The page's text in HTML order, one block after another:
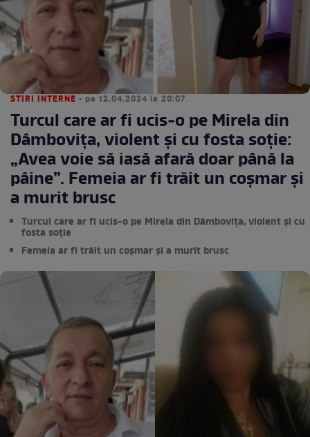
STIRI INTERNE • pe 12.04.2024 la 20:07
Turcul care ar fi ucis-o pe Mirela din
Dâmbovița, violent și cu fosta soție:
„Avea voie să iasă afară doar până la
pâine”. Femeia ar fi trăit un coșmar și
a murit brusc
Turcul care ar fi ucis-o pe Mirela din Dâmbovița, violent și cu
fosta soție
Femeia ar fi trăit un coșmar și a murit brusc